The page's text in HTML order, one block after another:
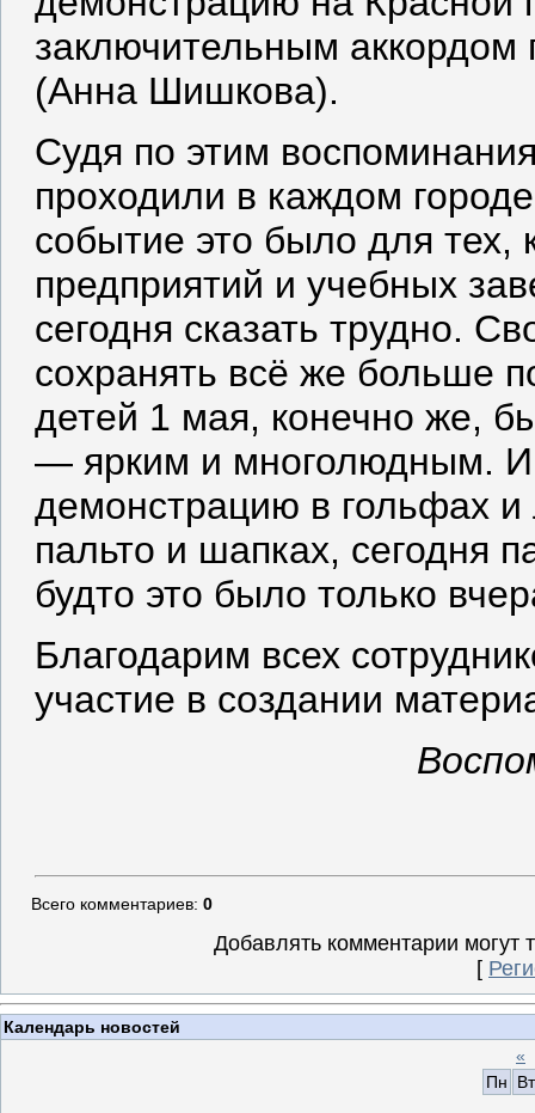
заключительным аккордом
(Анна Шишкова).
Судя по этим
проходили в каждом
событие это было для тех,
предприятий и учебных
сегодня сказать трудно.
сохранять всё же больше
детей 1 мая, конечно же,
— ярким и многолюдным. И
демонстрацию в гольфах и
пальто и шапках, сегодня
будто это было только
Благодарим всех
участие в создании
Всего комментариев: 0
Добавлять комментарии могут
[
Календарь новостей
«
Пн
Вт